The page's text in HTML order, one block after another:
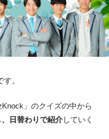
。
」のクイズの中から
日替わりで紹介していく